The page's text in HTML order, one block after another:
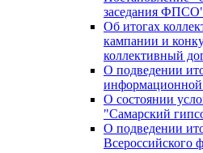
заседания
Об итогах
кампании и
коллективный
О подведении
информационной
О состоянии
"Самарский
О подведении
Всероссийского